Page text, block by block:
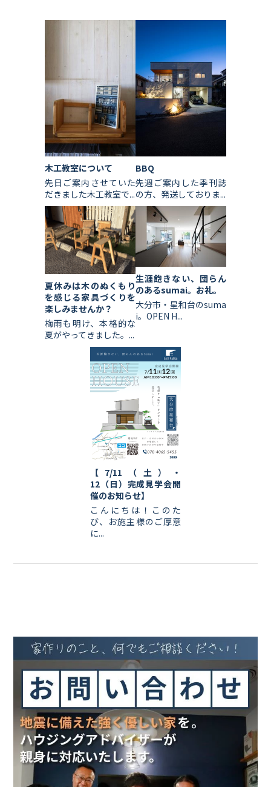
木工教室について
先日ご案内させていた
だきました木工教室で...
BBQ
先週ご案内した季刊誌
の方、発送しておりま...
夏休みは木のぬくもり
を感じる家具づくりを
楽しみませんか？
梅雨も明け、本格的な
夏がやってきました。...
生涯飽きない、団らん
のあるsumai。お礼。
大分市・星和台のsuma
i。OPEN H...
【7/11（土）・
12（日）完成見学会開
催のお知らせ】
こんにちは！このた
び、お施主様のご厚意
に...